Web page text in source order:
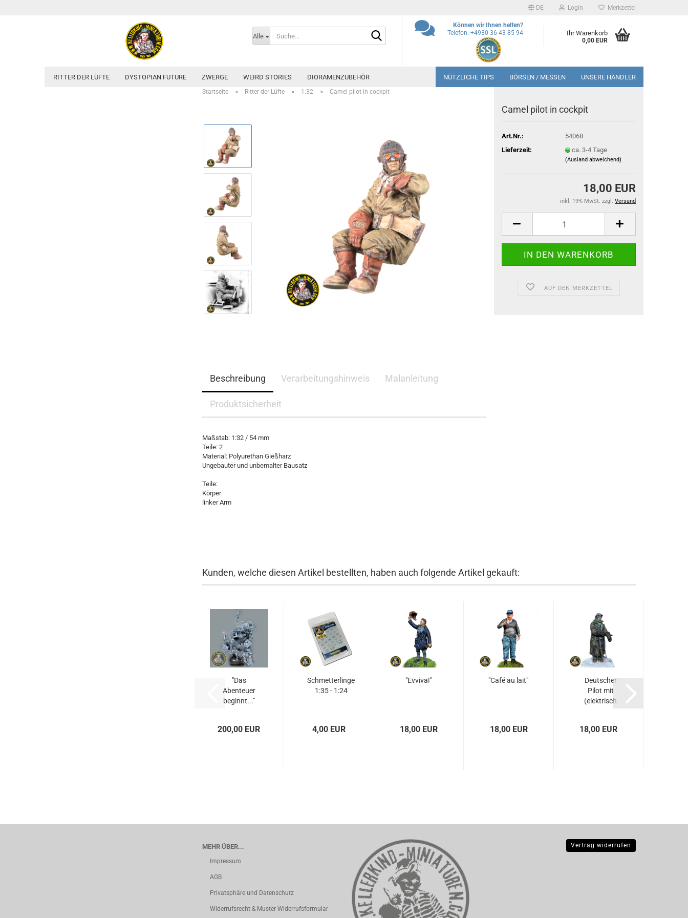
DE Login Merkzettel
Alle
Können wir Ihnen helfen?
Telefon: +4930 36 43 85 94
Ihr Warenkorb
0,00 EUR
RITTER DER LÜFTE DYSTOPIAN FUTURE ZWERGE WEIRD STORIES DIORAMENZUBEHÖR NÜTZLICHE TIPS BÖRSEN / MESSEN UNSERE HÄNDLER
Startseite » Ritter der Lüfte » 1:32 » Camel pilot in cockpit
Camel pilot in cockpit
Art.Nr.:
54068
Lieferzeit:
ca. 3-4 Tage
(Ausland abweichend)
18,00 EUR
inkl. 19% MwSt. zzgl. Versand
AUF DEN MERKZETTEL
Beschreibung Verarbeitungshinweis Malanleitung
Produktsicherheit
Maßstab: 1:32 / 54 mm
Teile: 2
Material: Polyurethan Gießharz
Ungebauter und unbemalter Bausatz
Teile:
Körper
linker Arm
Kunden, welche diesen Artikel bestellten, haben auch folgende Artikel gekauft:
"Das
Abenteuer
beginnt..."
200,00 EUR
Schmetterlinge
1:35 - 1:24
4,00 EUR
"Evviva!"
18,00 EUR
"Café au lait"
18,00 EUR
Deutscher
Pilot mit
(elektrisch
18,00 EUR
MEHR ÜBER...
Impressum
AGB
Privatsphäre und Datenschutz
Widerrufsrecht & Muster-Widerrufsformular
Vertrag widerrufen